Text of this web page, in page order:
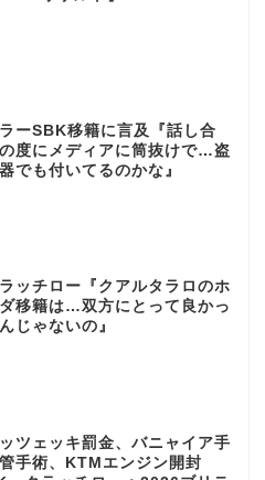
ーSBK移籍に言及『話し合
度にメディアに筒抜けで…盗
でも付いてるのかな』
ッチロー『クアルタラロのホ
移籍は…双方にとって良かっ
じゃないの』
ツェッキ罰金、バニャイア手
手術、KTMエンジン開封